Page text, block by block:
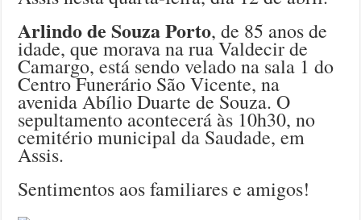
Arlindo de Souza Porto, de 85 anos de
idade, que morava na rua Valdecir de
Camargo, está sendo velado na sala 1 do
Centro Funerário São Vicente, na
avenida Abílio Duarte de Souza. O
sepultamento acontecerá às 10h30, no
cemitério municipal da Saudade, em
Assis.
Sentimentos aos familiares e amigos!